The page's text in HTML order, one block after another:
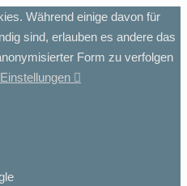
Während einige davon für
sind, erlauben es andere das
Form zu verfolgen
Einstellungen